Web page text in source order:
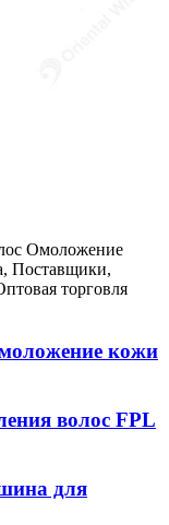
Омоложение
Поставщики,
торговля
кожи
волос FPL
для